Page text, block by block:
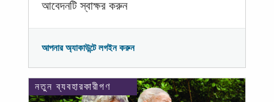
আবেদনটি স্বাক্ষর করুন
আপনার অ্যাকাউন্টে লগইন করুন
নতুন ব্যবহারকারীগণ